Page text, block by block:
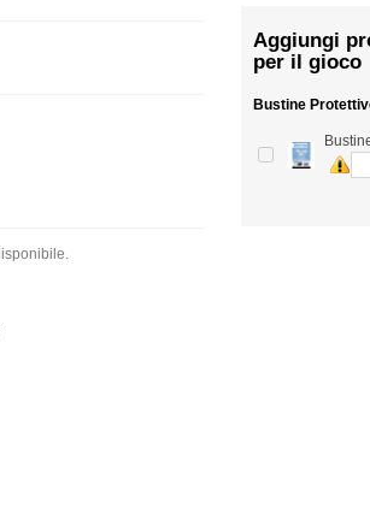
Aggiungi
per il gioco
Bustine